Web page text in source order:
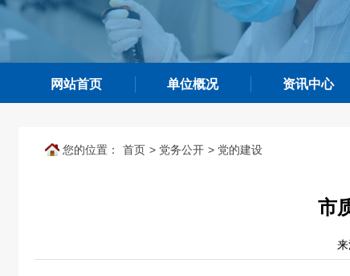
网站首页 单位概况 资讯中心
您的位置： 首页 > 党务公开 > 党的建设
市